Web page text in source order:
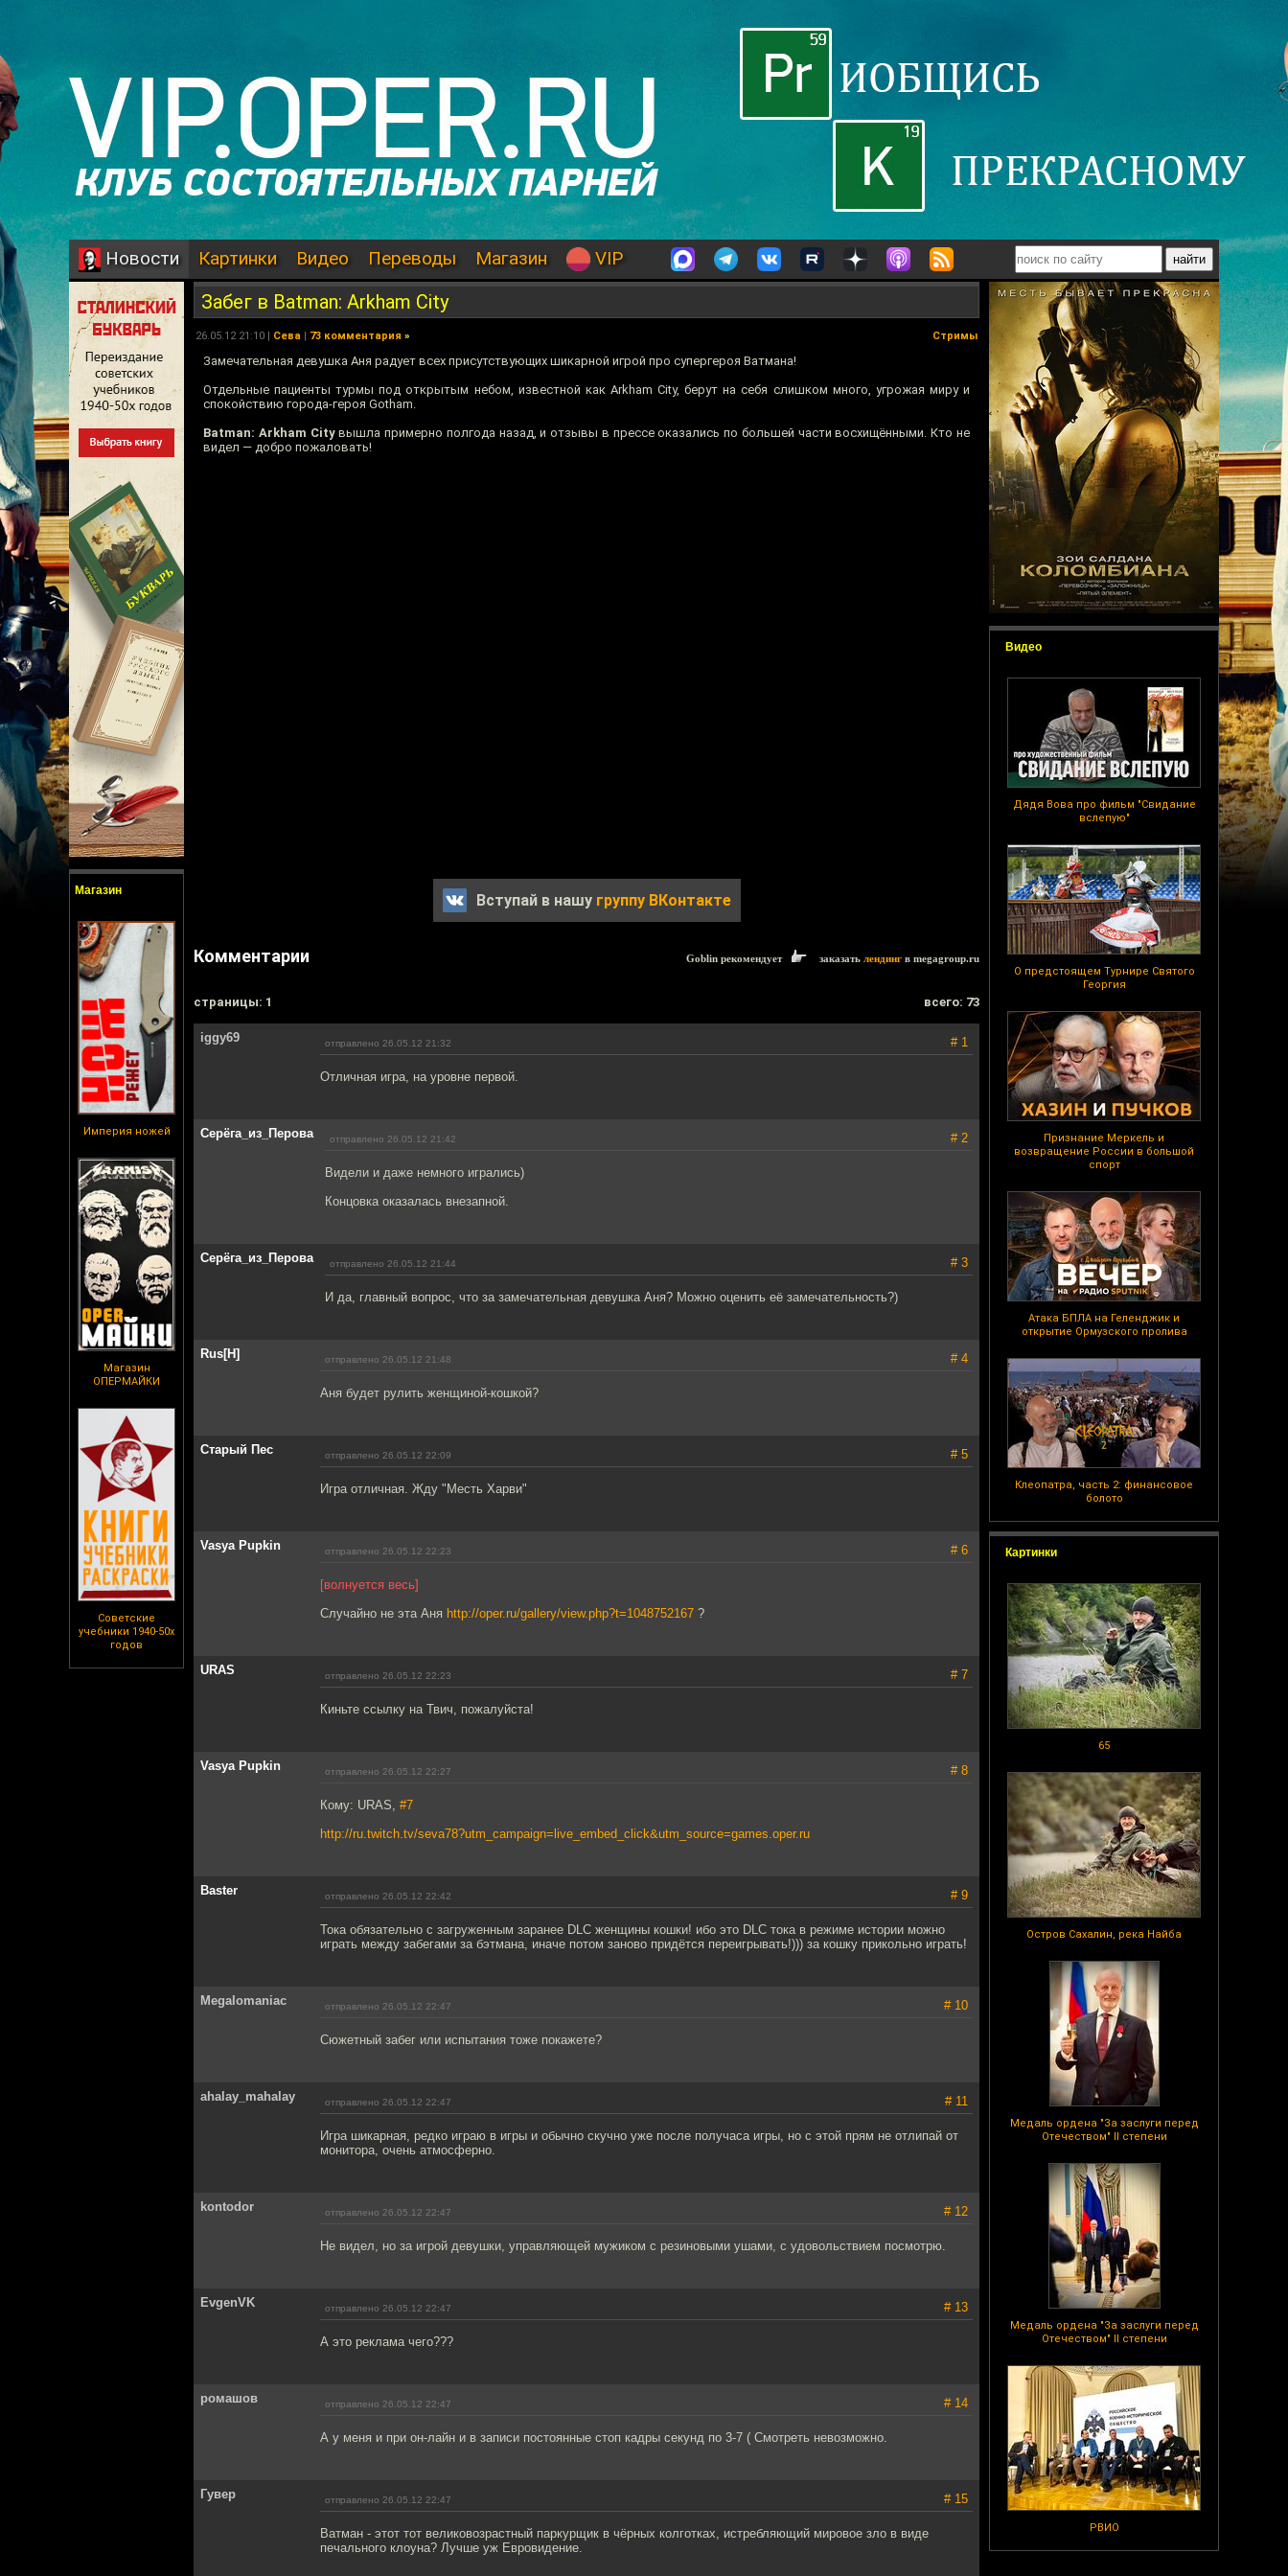
Новости Картинки Видео Переводы Магазин VIP
Магазин
Империя ножей
Магазин
ОПЕРМАЙКИ
Советские
учебники 1940-50х
годов
Видео
Дядя Вова про фильм "Свидание
вслепую"
О предстоящем Турнире Святого
Георгия
Признание Меркель и
возвращение России в большой
спорт
Атака БПЛА на Геленджик и
открытие Ормузского пролива
Клеопатра, часть 2: финансовое
болото
Картинки
65
Остров Сахалин, река Найба
Медаль ордена "За заслуги перед
Отечеством" II степени
Медаль ордена "За заслуги перед
Отечеством" II степени
РВИО
Забег в Batman: Arkham City
26.05.12 21:10 | Сева | 73 комментария » Стримы
Замечательная девушка Аня радует всех присутствующих шикарной игрой про супергероя Ватмана!
Отдельные пациенты турмы под открытым небом, известной как Arkham City, берут на себя слишком много, угрожая миру и
спокойствию города-героя Gotham.
Batman: Arkham Cityвышла примерно полгода назад, и отзывы в прессе оказались по большей части восхищёнными. Кто не
видел — добро пожаловать!
Вступай в нашу группу ВКонтакте
Комментарии Goblin рекомендует заказать лендинг в megagroup.ru
cтраницы: 1 всего: 73
iggy69 отправлено 26.05.12 21:32 # 1
Отличная игра, на уровне первой.
Серёга_из_Перова отправлено 26.05.12 21:42 # 2
Видели и даже немного игрались)
Концовка оказалась внезапной.
Серёга_из_Перова отправлено 26.05.12 21:44 # 3
И да, главный вопрос, что за замечательная девушка Аня? Можно оценить её замечательность?)
Rus[H] отправлено 26.05.12 21:48 # 4
Аня будет рулить женщиной-кошкой?
Старый Пес отправлено 26.05.12 22:09 # 5
Игра отличная. Жду "Месть Харви"
Vasya Pupkin отправлено 26.05.12 22:23 # 6
[волнуется весь]
Случайно не эта Аня http://oper.ru/gallery/view.php?t=1048752167 ?
URAS отправлено 26.05.12 22:23 # 7
Киньте ссылку на Твич, пожалуйста!
Vasya Pupkin отправлено 26.05.12 22:27 # 8
Кому: URAS, #7
http://ru.twitch.tv/seva78?utm_campaign=live_embed_click&utm_source=games.oper.ru
Baster отправлено 26.05.12 22:42 # 9
Тока обязательно с загруженным заранее DLC женщины кошки! ибо это DLC тока в режиме истории можно
играть между забегами за бэтмана, иначе потом заново придётся переигрывать!))) за кошку прикольно играть!
Megalomaniac отправлено 26.05.12 22:47 # 10
Сюжетный забег или испытания тоже покажете?
ahalay_mahalay отправлено 26.05.12 22:47 # 11
Игра шикарная, редко играю в игры и обычно скучно уже после получаса игры, но с этой прям не отлипай от
монитора, очень атмосферно.
kontodor отправлено 26.05.12 22:47 # 12
Не видел, но за игрой девушки, управляющей мужиком с резиновыми ушами, с удовольствием посмотрю.
EvgenVK отправлено 26.05.12 22:47 # 13
А это реклама чего???
ромашов отправлено 26.05.12 22:47 # 14
А у меня и при он-лайн и в записи постоянные стоп кадры секунд по 3-7 ( Смотреть невозможно.
Гувер отправлено 26.05.12 22:47 # 15
Ватман - этот тот великовозрастный паркурщик в чёрных колготках, истребляющий мировое зло в виде
печального клоуна? Лучше уж Евровидение.